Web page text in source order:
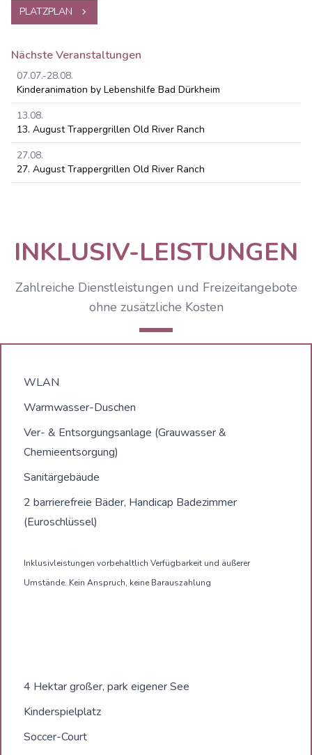
PLATZPLAN
Nächste Veranstaltungen
07.07.-28.08.
Kinderanimation by Lebenshilfe Bad Dürkheim
13.08.
13. August Trappergrillen Old River Ranch
27.08.
27. August Trappergrillen Old River Ranch
INKLUSIV-LEISTUNGEN
Zahlreiche Dienstleistungen und Freizeitangebote
ohne zusätzliche Kosten
WLAN
Warmwasser-Duschen
Ver- & Entsorgungsanlage (Grauwasser &
Chemieentsorgung)
Sanitärgebäude
2 barrierefreie Bäder, Handicap Badezimmer
(Euroschlüssel)
Inklusivleistungen vorbehaltlich Verfügbarkeit und äußerer
Umstände. Kein Anspruch, keine Barauszahlung
4 Hektar großer, park eigener See
Kinderspielplatz
Soccer-Court